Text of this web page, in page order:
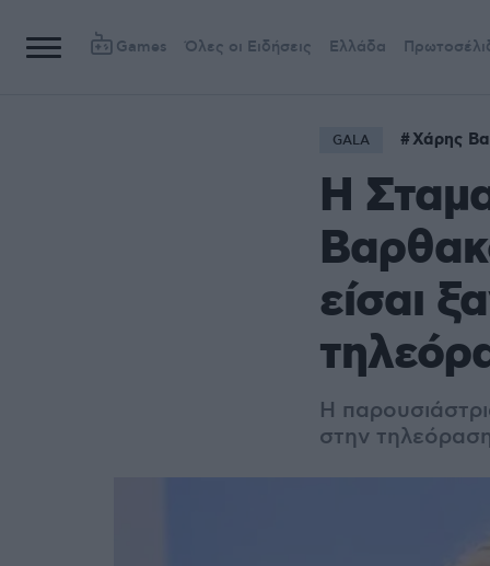
Games Όλες οι Ειδήσεις Ελλάδα
GALA Χάρης
Η
είσαι
Η
στην